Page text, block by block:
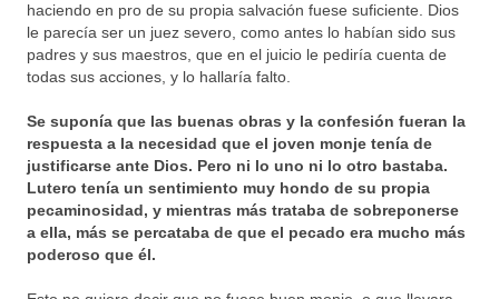
haciendo en pro de su propia salvación fuese suficiente. Dios
le parecía ser un juez severo, como antes lo habían sido sus
padres y sus maestros, que en el juicio le pediría cuenta de
todas sus acciones, y lo hallaría falto.
Se suponía que las buenas obras y la confesión fueran la
respuesta a la necesidad que el joven monje tenía de
justificarse ante Dios. Pero ni lo uno ni lo otro bastaba.
Lutero tenía un sentimiento muy hondo de su propia
pecaminosidad, y mientras más trataba de sobreponerse
a ella, más se percataba de que el pecado era mucho más
poderoso que él.